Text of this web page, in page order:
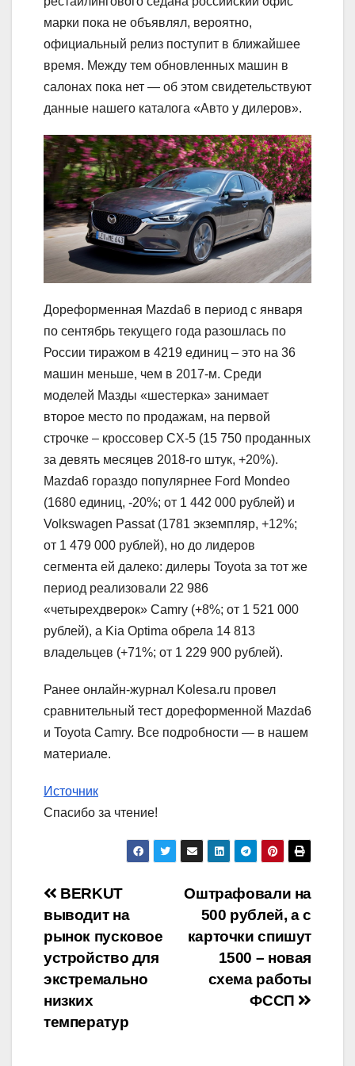
марки пока не объявлял, вероятно,
официальный релиз поступит в ближайшее
время. Между тем обновленных машин в
салонах пока нет — об этом свидетельствуют
данные нашего каталога «Авто у дилеров».
Дореформенная Mazda6 в период с января
по сентябрь текущего года разошлась по
России тиражом в 4219 единиц – это на 36
машин меньше, чем в 2017-м. Среди
моделей Мазды «шестерка» занимает
второе место по продажам, на первой
строчке – кроссовер CX-5 (15 750 проданных
за девять месяцев 2018-го штук, +20%).
Mazda6 гораздо популярнее Ford Mondeo
(1680 единиц, -20%; от 1 442 000 рублей) и
Volkswagen Passat (1781 экземпляр, +12%;
от 1 479 000 рублей), но до лидеров
сегмента ей далеко: дилеры Toyota за тот же
период реализовали 22 986
«четырехдверок» Camry (+8%; от 1 521 000
рублей), а Kia Optima обрела 14 813
владельцев (+71%; от 1 229 900 рублей).
Ранее онлайн-журнал Kolesa.ru провел
сравнительный тест дореформенной Mazda6
и Toyota Camry. Все подробности — в нашем
материале.
Источник
Спасибо за чтение!
Навигация
по
записям
Оштрафовали на
500 рублей, а с
карточки спишут
1500 – новая
схема работы
ФССП
BERKUT
выводит на
рынок пусковое
устройство для
экстремально
низких
температур